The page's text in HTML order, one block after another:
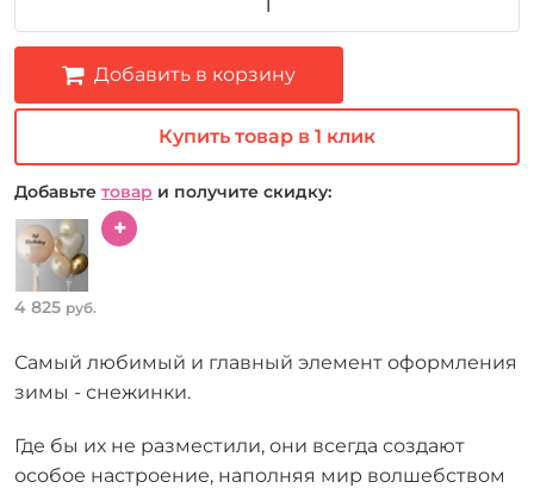
Добавить в корзину
Купить товар в 1 клик
Добавьте товар и получите скидку:
4 825 руб.
Самый любимый и главный элемент оформления
зимы - снежинки.
Где бы их не разместили, они всегда создают
особое настроение, наполняя мир волшебством